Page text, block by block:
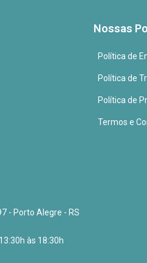
Nossas
Política de
Política de
Política de
Termos e
- Porto Alegre - RS
às 18:30h